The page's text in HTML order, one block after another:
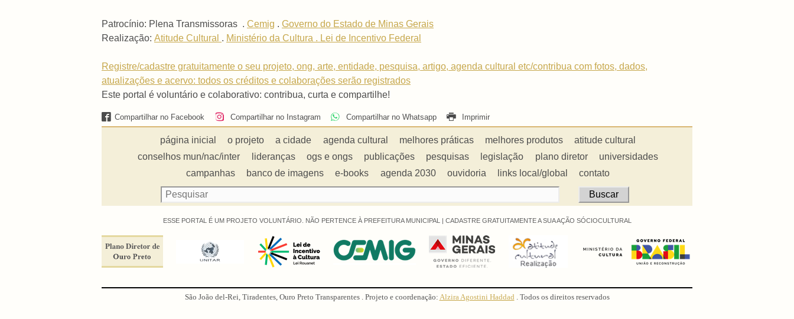
Patrocínio: Plena Transmissoras . Cemig . Governo do Estado de Minas Gerais
Realização: Atitude Cultural . Ministério da Cultura . Lei de Incentivo Federal
Registre/cadastre gratuitamente o seu projeto, ong, arte, entidade, pesquisa, artigo, agenda cultural etc/contribua com fotos, dados,
atualizações e acervo: todos os créditos e colaborações serão registrados
Este portal é voluntário e colaborativo: contribua, curta e compartilhe!
Compartilhar no Facebook Compartilhar no Instagram Compartilhar no Whatsapp Imprimir
página inicial o projeto a cidade agenda cultural melhores práticas melhores produtos
atitude cultural
conselhos mun/nac/inter
lideranças ogs e ongs publicações pesquisas legislação plano diretor
universidades
campanhas
banco de imagens e-books agenda 2030 ouvidoria links local/global contato
ESSE PORTAL É UM PROJETO VOLUNTÁRIO. NÃO PERTENCE À PREFEITURA MUNICIPAL | CADASTRE GRATUITAMENTE A SUA AÇÃO SÓCIOCULTURAL
São João del-Rei, Tiradentes, Ouro Preto Transparentes . Projeto e coordenação: Alzira Agostini Haddad . Todos os direitos reservados